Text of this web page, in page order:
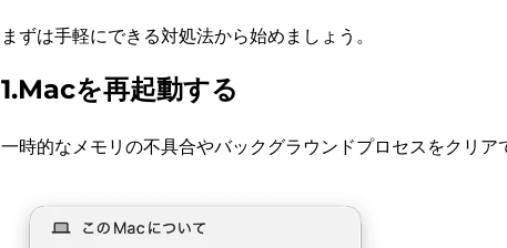
まずは手軽にできる対処法から始めましょう。
1.Macを再起動する
一時的なメモリの不具合やバックグラウンドプロセスをクリア